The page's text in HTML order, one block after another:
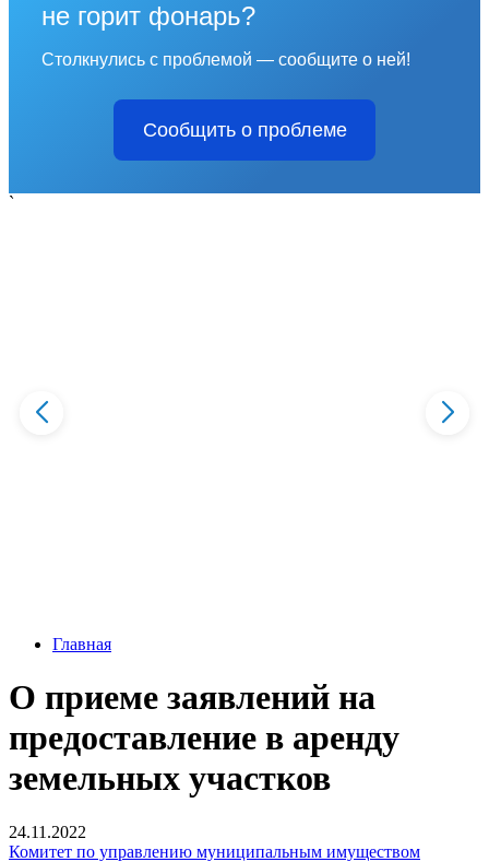
не горит фонарь?
Столкнулись с проблемой — сообщите о ней!
Сообщить о проблеме
`
Главная
О приеме заявлений на
предоставление в аренду
земельных участков
24.11.2022
Комитет по управлению муниципальным имуществом